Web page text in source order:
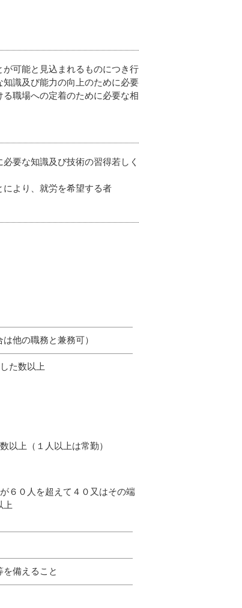
可能と見込まれるものにつき行
識及び能力の向上のために必要
職場への定着のために必要な相
要な知識及び技術の習得若しく
より、就労を希望する者
の職務と兼務可）
数以上
１人以上は常勤）
えて４０又はその端
備えること